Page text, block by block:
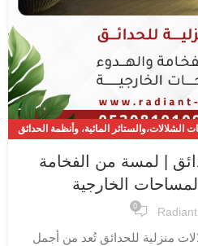
المائية، وأنظمة الحدائق
| لمسة من الفخامة
الخارجية
0
منزلية للحدائق تُعد من أجمل